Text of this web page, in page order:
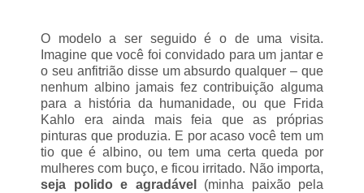
O modelo a ser seguido é o de uma visita.
Imagine que você foi convidado para um jantar e
o seu anfitrião disse um absurdo qualquer – que
nenhum albino jamais fez contribuição alguma
para a história da humanidade, ou que Frida
Kahlo era ainda mais feia que as próprias
pinturas que produzia. E por acaso você tem um
tio que é albino, ou tem uma certa queda por
mulheres com buço, e ficou irritado. Não importa,
seja polido e agradável
(minha paixão pela